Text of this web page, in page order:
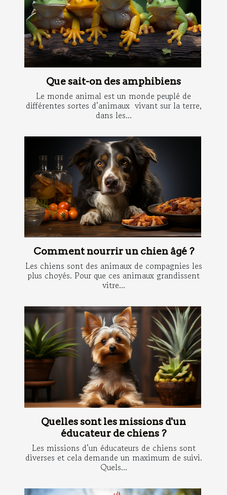
Que sait-on des amphibiens
Le monde animal est un monde peuplé de
différentes sortes d’animaux vivant sur la terre,
dans les...
Comment nourrir un chien âgé ?
Les chiens sont des animaux de compagnies les
plus choyés. Pour que ces animaux grandissent
vitre...
Quelles sont les missions d'un
éducateur de chiens ?
Les missions d’un éducateurs de chiens sont
diverses et cela demande un maximum de suivi.
Quels...